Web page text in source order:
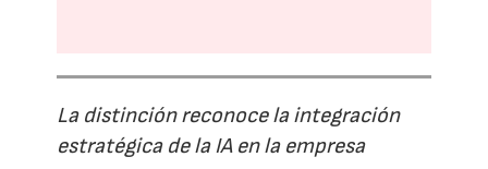
La distinción reconoce la integración
estratégica de la IA en la empresa